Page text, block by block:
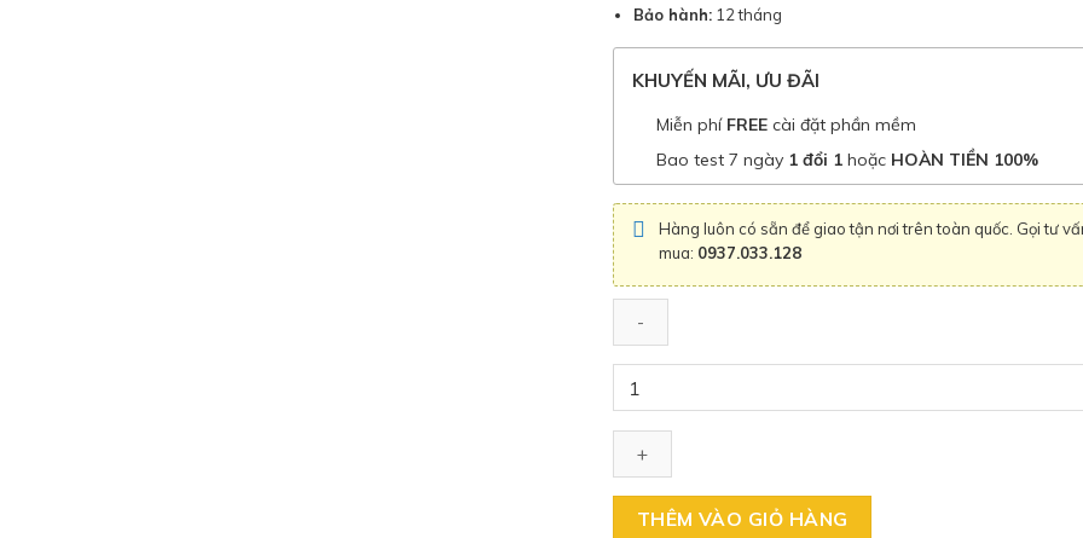
Bảo hành:12 tháng
KHUYẾN MÃI, ƯU ĐÃI
Miễn phí FREE cài đặt phần mềm
Bao test 7 ngày 1 đổi 1 hoặc HOÀN TIỀN 100%
Hàng luôn có sẵn để giao tận nơi trên toàn quốc. Gọi tư
mua: 0937.033.128
THÊM VÀO GIỎ HÀNG